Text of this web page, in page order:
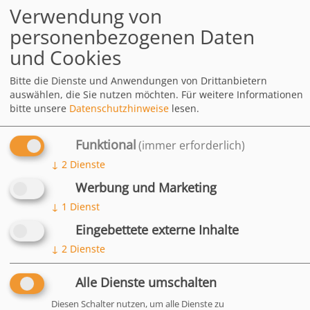
Leiden Mutterschafe an einem
Mangel, sterben die
ungeborenen Lämmer häufiger.
Ihre Vorteile
Zusammensetzung
Analytische Bestandteile
und Gehalte (je kg)
Fütterungsempfehlung
DOWNLOADS
Schaf Vital
HÄUFIG
Verwendung von
personenbezogenen Daten
und Cookies
Bitte die Dienste und Anwendungen von Drittanbietern
auswählen, die Sie nutzen möchten. Für weitere Informationen
bitte unsere Datenschutzhinweise lesen.
Funktional(immer erforderlich)
↓ 2 Dienste
Werbung und Marketing
↓ 1 Dienst
Eingebettete externe Inhalte
↓ 2 Dienste
Alle Dienste umschalten
Diesen Schalter nutzen, um alle Dienste zu